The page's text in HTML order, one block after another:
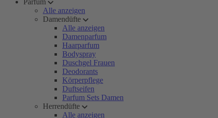
Parfum
Alle anzeigen
Damendüfte
Alle anzeigen
Damenparfum
Haarparfum
Bodyspray
Duschgel Frauen
Deodorants
Körperpflege
Duftseifen
Parfum Sets Damen
Herrendüfte
Alle anzeigen